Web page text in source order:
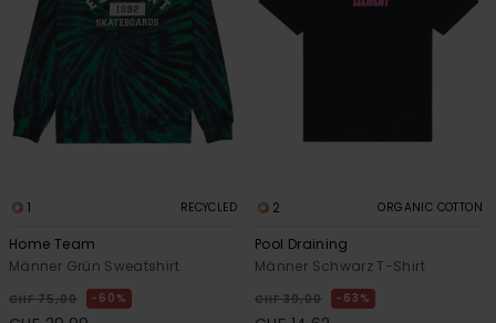
1 RECYCLED
Home Team
Männer Grün Sweatshirt
CHF 75,00 60%
2 ORGANIC COTTON
Pool Draining
Männer Schwarz T-Shirt
CHF 39,00 63%